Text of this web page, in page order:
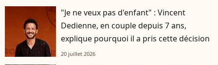
"Je ne veux pas d'enfant" : Vincent
Dedienne, en couple depuis 7 ans,
explique pourquoi il a pris cette décision
20 juillet 2026